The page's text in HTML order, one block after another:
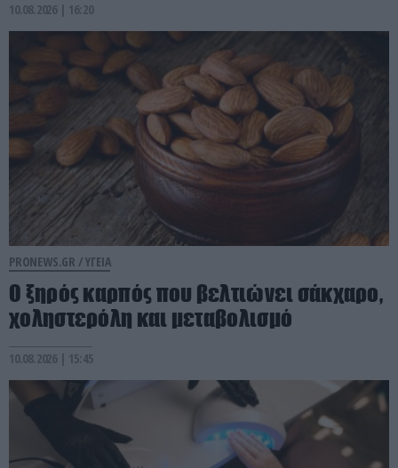
10.08.2026 | 16:20
PRONEWS.GR /ΥΓΕΙΑ
Ο ξηρός καρπός που βελτιώνει σάκχαρο,
χοληστερόλη και μεταβολισμό
10.08.2026 | 15:45